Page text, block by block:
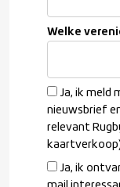
Welke
Ja, ik meld
nieuwsbrief
relevant
Ja, ik